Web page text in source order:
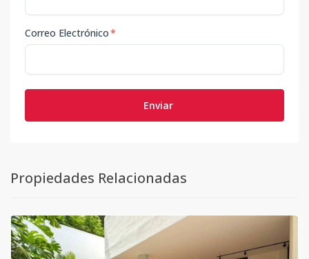
Correo Electrónico*
Enviar
Propiedades Relacionadas